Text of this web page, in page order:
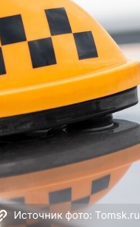
Источник фото: Tomsk.ru